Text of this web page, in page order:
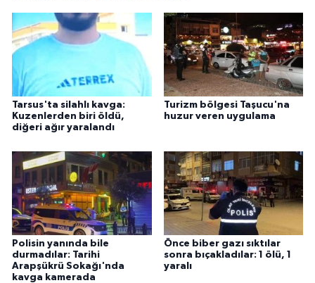
Tarsus'ta silahlı kavga:
Kuzenlerden biri öldü,
diğeri ağır yaralandı
Turizm bölgesi Taşucu'na
huzur veren uygulama
Polisin yanında bile
durmadılar: Tarihi
Arapşükrü Sokağı'nda
kavga kamerada
Önce biber gazı sıktılar
sonra bıçakladılar: 1 ölü, 1
yaralı